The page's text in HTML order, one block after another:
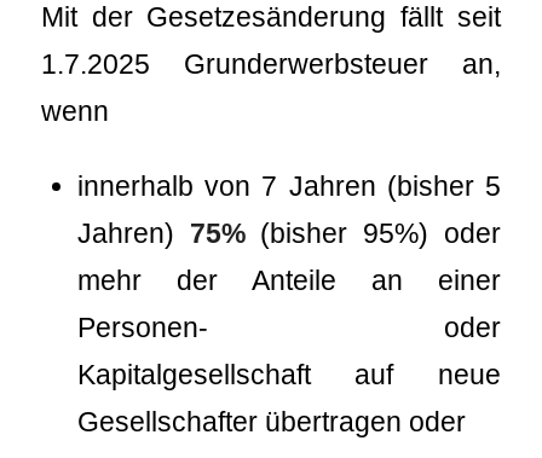
Mit der Gesetzesänderung fällt seit
1.7.2025 Grunderwerbsteuer an,
wenn
innerhalb von 7 Jahren (bisher 5
Jahren) 75%(bisher 95%) oder
mehr der Anteile an einer
Personen- oder
Kapitalgesellschaft auf neue
Gesellschafter übertragen oder